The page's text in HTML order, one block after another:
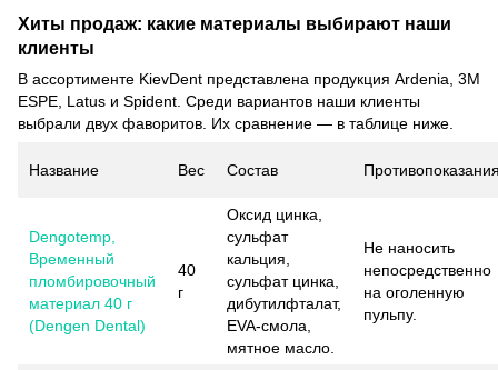
Хиты продаж: какие материалы выбирают наши
клиенты
В ассортименте KievDent представлена ​​продукция Ardenia, 3M
ESPE, Latus и Spident. Среди вариантов наши клиенты
выбрали двух фаворитов. Их сравнение — в таблице ниже.
Название Вес Состав
Dengotemp,
Временный
пломбировочный
материал 40 г
(Dengen Dental)
40
г
Оксид цинка,
сульфат
кальция,
сульфат цинка,
дибутилфталат,
EVA-смола,
мятное масло.
Не наносить
непосредственно
на оголенную
пульпу.